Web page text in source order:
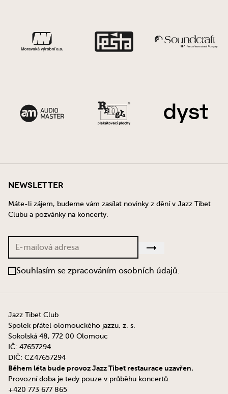
Newsletter
Máte-li zájem, budeme vám zasílat novinky z dění v Jazz Tibet
Clubu a pozvánky na koncerty.
Souhlasím se zpracováním osobních údajů.
Jazz Tibet Club
Spolek přátel olomouckého jazzu, z. s.
Sokolská 48, 772 00 Olomouc
IČ: 47657294
DIČ: CZ47657294
Během léta bude provoz Jazz Tibet restaurace uzavřen.
Provozní doba je tedy pouze v průběhu koncertů.
+420 773 677 865